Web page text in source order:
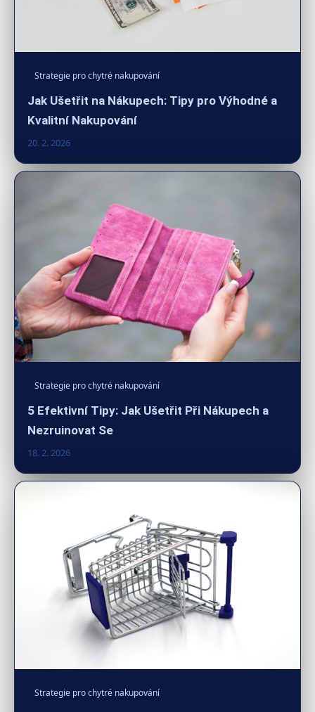
Strategie pro chytré nakupování
Jak Ušetřit na Nákupech: Tipy pro Výhodné a
Kvalitní Nakupování
20. 2. 2026
Strategie pro chytré nakupování
5 Efektivní Tipy: Jak Ušetřit Při Nákupech a
Nezruinovat Se
18. 2. 2026
Strategie pro chytré nakupování